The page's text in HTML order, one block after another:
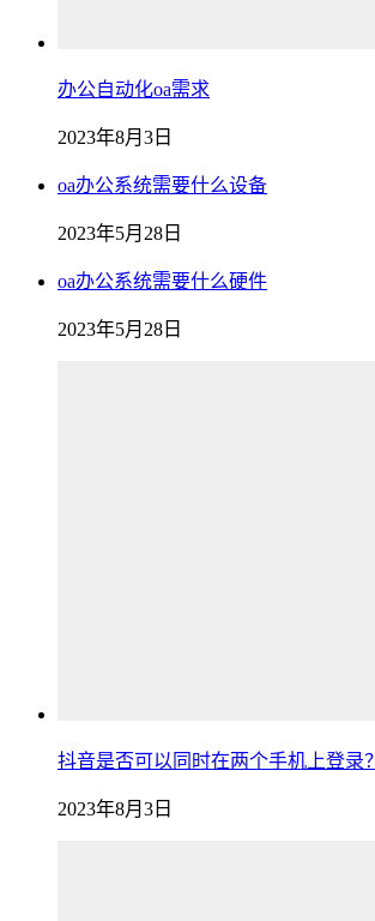
办公自动化oa需求
2023年8月3日
oa办公系统需要什么设备
2023年5月28日
oa办公系统需要什么硬件
2023年5月28日
抖音是否可以同时在两个手机上登录？
2023年8月3日